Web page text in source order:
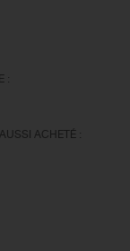
:
ACHETÉ :